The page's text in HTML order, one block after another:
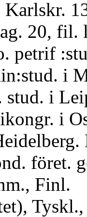
20, fil.
petrif
i
i
i
föret.
Finl.